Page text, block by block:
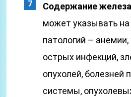
Содержание железа
может указывать на
патологий – анемии,
острых инфекций,
опухолей, болезней
системы,